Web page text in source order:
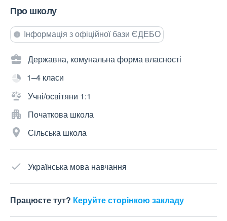
Про школу
Інформація з офіційної бази ЄДЕБО
Державна, комунальна форма власності
1–4 класи
Учні/освітяни 1:1
Початкова школа
Сільська школа
Українська мова навчання
Працюєте тут? Керуйте сторінкою закладу